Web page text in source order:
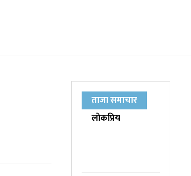
ताजा समाचार
लाेकप्रिय